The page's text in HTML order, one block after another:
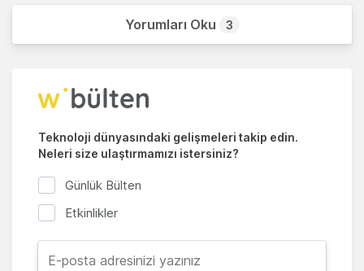
Yorumları Oku 3
Teknoloji dünyasındaki gelişmeleri takip edin.
Neleri size ulaştırmamızı istersiniz?
Günlük Bülten
Etkinlikler